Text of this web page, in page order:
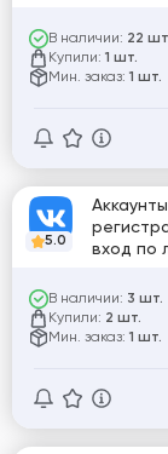
В наличии: 22
Купили: 1 шт.
Мин. заказ: 1 шт.
5.0
вход по
В наличии: 3 шт.
Купили: 2 шт.
Мин. заказ: 1 шт.